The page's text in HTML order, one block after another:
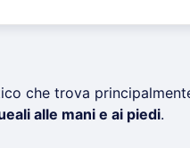
che trova
alle mani e ai piedi.